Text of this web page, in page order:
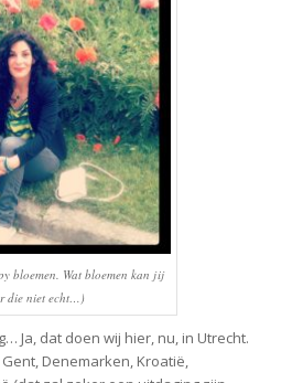
bloemen. Wat bloemen kan jij
die niet echt…)
Ja, dat doen wij hier, nu, in Utrecht.
Denemarken, Kroatië,